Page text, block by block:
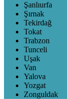
Şanlıurfa
Şırnak
Tekirdağ
Tokat
Trabzon
Tunceli
Uşak
Van
Yalova
Yozgat
Zonguldak